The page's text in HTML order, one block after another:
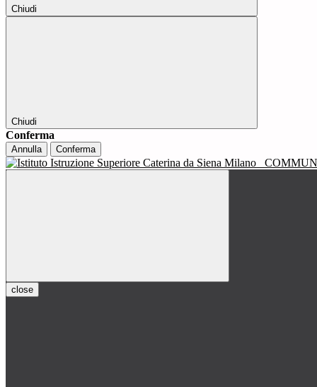
Chiudi
Chiudi
Conferma
Annulla Conferma
close